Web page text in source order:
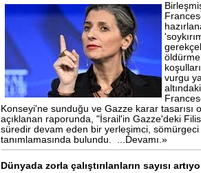
vurgu
Konseyi'ne sunduğu ve Gazze karar tasarısı
açıklanan raporunda, "İsrail'in Gazze'deki
süredir devam eden bir yerleşimci, sömürgeci
tanımlamasında bulundu.
...Devamı.»
Dünyada zorla çalıştırılanların sayısı